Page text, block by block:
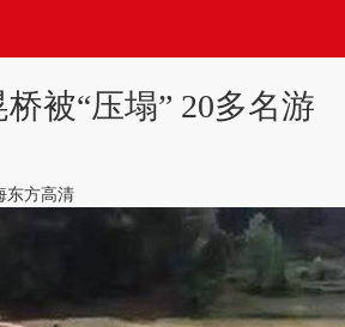
被“压塌” 20多名游
东方高清